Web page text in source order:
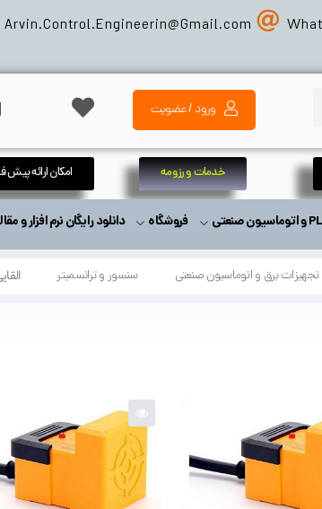
Arvin.Control.Engineerin@Gmail.com
ورود / عضویت
خدمات و رزومه امکان ارائه پیش
فروشگاه دانلود رایگان نرم افزار و
تجهیزات برق و اتوماسیون صنعتی سنسور و ترانسمیتر